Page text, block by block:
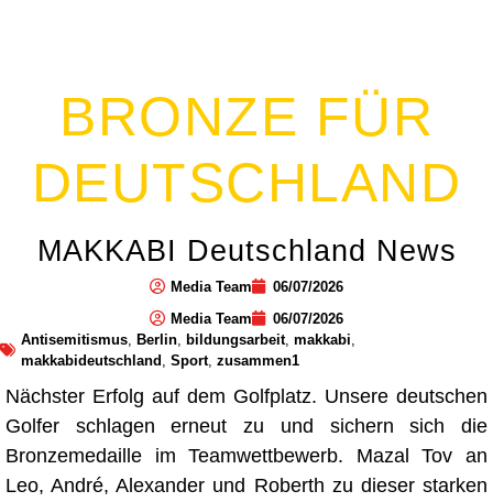
BRONZE FÜR
DEUTSCHLAND
MAKKABI Deutschland News
Media Team
06/07/2026
Media Team
06/07/2026
Antisemitismus
Berlin bildungsarbeit, makkabi
makkabideutschland
Sport, zusammen1
Nächster Erfolg auf dem Golfplatz. Unsere deutschen
Golfer schlagen erneut zu und sichern sich die
Bronzemedaille im Teamwettbewerb. Mazal Tov an
Leo, André, Alexander und Roberth zu dieser starken